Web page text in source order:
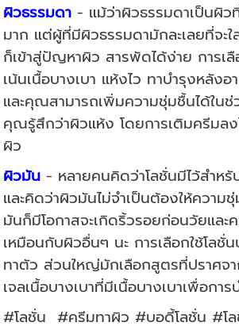
ผิวธรรมดา - แม้ว่าผิวธรรมดาเป็นผิว
มาก แต่ผู้ที่มีผิวธรรมดามักละเลยที่จะใ
ก็เข้าสู่ปัญหาผิว สารพัดได้ง่าย การเลื
เน้นเนื้อบางเบา แห้งไว ทาบำรุงหลัง
และคุณสามารถเพิ่มความชุ่มชื้นได้ใน
คุณรู้สึกว่าผิวแห้ง โดยการเติมครีมลง
ผิว
ผิวมัน - หลายคนคิดว่าโลชั่นมีไว้สำห
และคิดว่าผิวมันไม่จำเป็นต้องให้ความ
มันก็มีโอกาสจะเกิดริ้วรอยก่อนวัยและ
เหมือนกับผิวอื่นๆ นะ การเลือกใช้โลชั่
ทาตัว ส่วนใหญ่มักเลือกสูตรที่ปราศจ
เจลเนื้อบางเบาที่มีเนื้อบางเบาเพื่อกา
#โลชั่น #ครีมทาผิว #บอดี้โลชั่น#โ